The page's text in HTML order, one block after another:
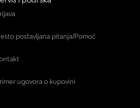
postavljana pitanja/Pomoć
ugovora o kupovini